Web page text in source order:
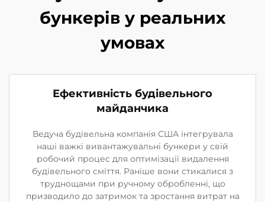
бункерів у реальних
умовах
Ефективність будівельного
майданчика
Ведуча будівельна компанія США інтегрувала
наші важкі вивантажувальні бункери у свій
робочий процес для оптимізації видалення
будівельного сміття. Раніше вони стикалися з
труднощами при ручному обробленні, що
призводило до затримок та зростання витрат на